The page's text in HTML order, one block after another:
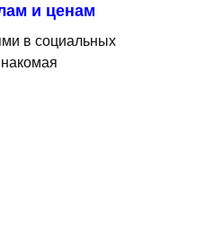
и ценам
в социальных